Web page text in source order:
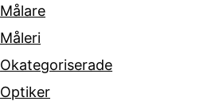
Målare
Måleri
Okategoriserade
Optiker